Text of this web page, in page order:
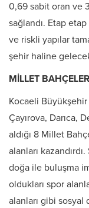
0,69 sabit oran ve
sağlandı. Etap
ve riskli yapılar
şehir haline
MİLLET
Kocaeli
Çayırova, Darıca,
aldığı 8 Millet
alanları
doğa ile buluşma
oldukları spor
alanları gibi sosyal